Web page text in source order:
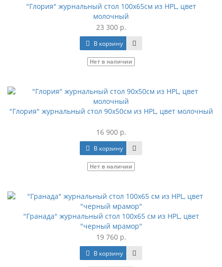
"Глория" журнальный стол 100х65см из HPL, цвет
молочный
23 300 р.
В корзину
Нет в наличии
"Глория" журнальный стол 90х50см из HPL, цвет молочный
16 900 р.
В корзину
Нет в наличии
"Гранада" журнальный стол 100х65 см из HPL, цвет
"черный мрамор"
19 760 р.
В корзину